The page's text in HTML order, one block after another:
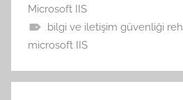
Microsoft IIS
bilgi ve iletişim güvenliği
microsoft IIS